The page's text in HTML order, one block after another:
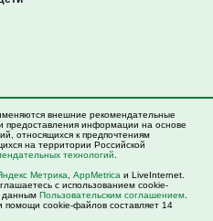
внешние рекомендательные
предоставления информации на основе
относящихся к предпочтениям
на территории Российской
технологий
Метрика AppMetrica и LiveInternet.
с использованием cookie-
данным Пользовательским соглашением
помощи cookie-файлов составляет 14